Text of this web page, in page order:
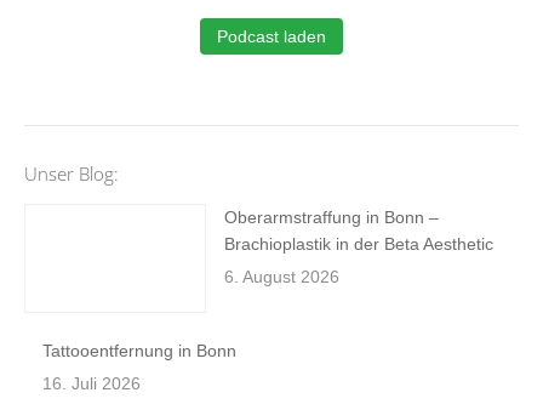
Podcast laden
Unser Blog:
Oberarmstraffung in Bonn –
Brachioplastik in der Beta Aesthetic
6. August 2026
Tattooentfernung in Bonn
16. Juli 2026